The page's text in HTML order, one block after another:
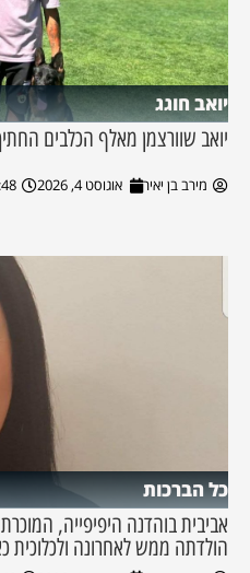
יואב חוגג
יואב שוורצמן מאלף הכלבים
מירב בן יאיר אוגוסט 4, 2026 pm
כל הברכות
אביבית בוהדנה היפיפייה,
הולדתה ממש לאחרונה ולכלוכית